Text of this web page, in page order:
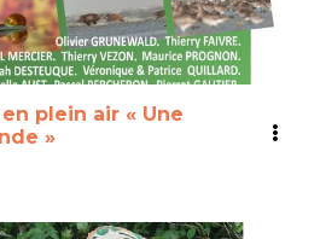
plein air « Une
»